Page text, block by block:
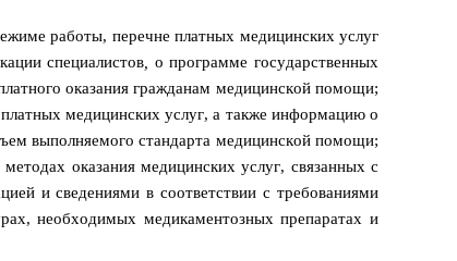
работы, перечне платных медицинских услуг
специалистов
о программе государственных
оказания гражданам медицинской помощи;
медицинских услуг, а также информацию о
выполняемого стандарта медицинской помощи;
оказания медицинских услуг, связанных с
и сведениями в соответствии с требованиями
необходимых медикаментозных препаратах и